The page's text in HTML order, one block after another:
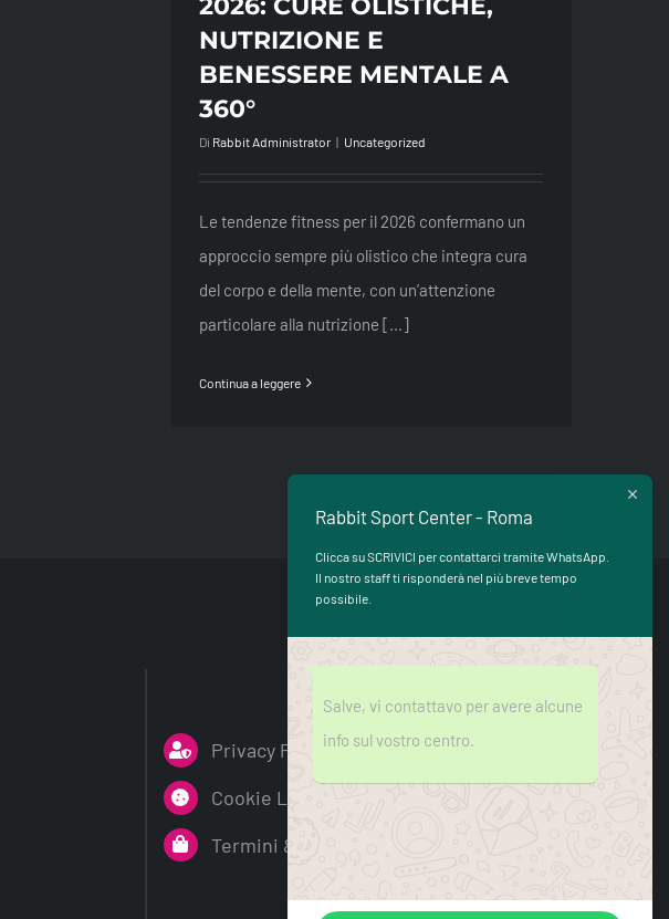
NUTRIZIONE E
BENESSERE MENTALE A
360°
Di Rabbit Administrator | Uncategorized
Le tendenze fitness per il 2026 confermano un
approccio sempre più olistico che integra cura
del corpo e della mente, con un’attenzione
particolare alla nutrizione [...]
Continua a leggere
Privacy Policy
Cookie Low
Termini & Condizioni
Rabbit Sport Center - Roma
Clicca su SCRIVICI per contattarci tramite WhatsApp.
Il nostro staff ti risponderà nel più breve tempo
possibile.
Salve, vi contattavo per avere alcune
info sul vostro centro.